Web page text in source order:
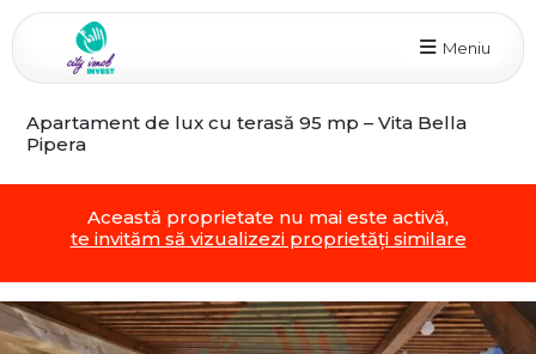
Meniu
Apartament de lux cu terasă 95 mp – Vita Bella
Pipera
Această proprietate nu mai este activă,
te invităm să vizualizezi proprietăți similare